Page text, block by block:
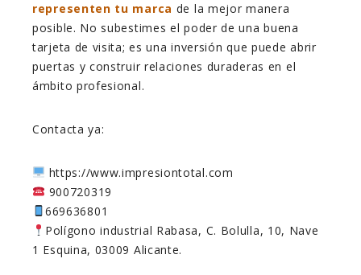
representen tu marca de la mejor manera
posible. No subestimes el poder de una buena
tarjeta de visita; es una inversión que puede abrir
puertas y construir relaciones duraderas en el
ámbito profesional.
Contacta ya:
https://www.impresiontotal.com
900720319
669636801
Polígono industrial Rabasa, C. Bolulla, 10, Nave
1 Esquina, 03009 Alicante.